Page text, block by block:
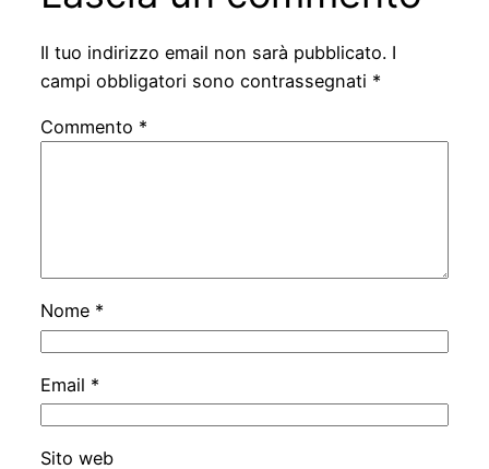
Il tuo indirizzo email non sarà pubblicato. I
campi obbligatori sono contrassegnati *
Commento *
Nome *
Email *
Sito web